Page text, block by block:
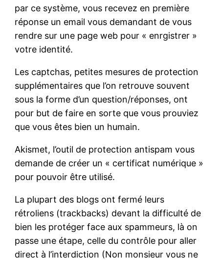
par ce système, vous recevez en première
réponse un email vous demandant de vous
rendre sur une page web pour « enrgistrer »
votre identité.
Les captchas, petites mesures de protection
supplémentaires que l’on retrouve souvent
sous la forme d’un question/réponses, ont
pour but de faire en sorte que vous prouviez
que vous êtes bien un humain.
Akismet, l’outil de protection antispam vous
demande de créer un « certificat numérique »
pour pouvoir être utilisé.
La plupart des blogs ont fermé leurs
rétroliens (trackbacks) devant la difficulté de
bien les protéger face aux spammeurs, là on
passe une étape, celle du contrôle pour aller
direct à l’interdiction (Non monsieur vous ne